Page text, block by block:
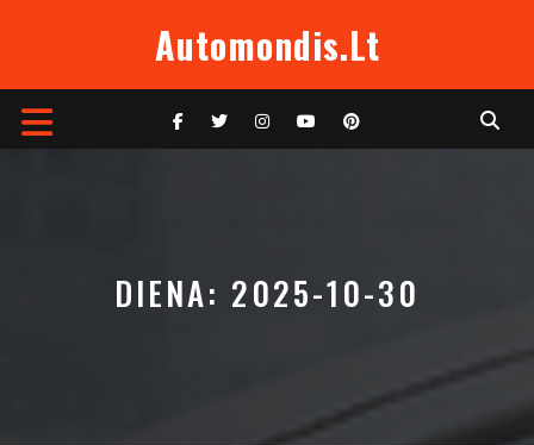
Automondis.lt
Open
DIENA: 2025-10-30